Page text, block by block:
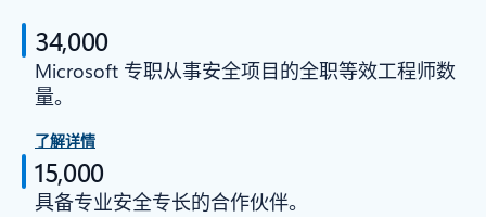
34,000
Microsoft 专职从事安全项目的全职等效工程师数
量。
了解详情
15,000
具备专业安全专长的合作伙伴。